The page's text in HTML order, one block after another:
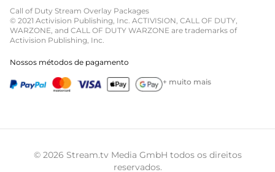
Sobreposições de páscoa
Call of Duty Stream Overlay Packages
© 2021 Activision Publishing, Inc. ACTIVISION, CALL OF DUTY,
WARZONE, and CALL OF DUTY WARZONE are trademarks of
Activision Publishing, Inc.
Nossos métodos de pagamento
+ muito mais
© 2026 Stream.tv Media GmbH todos os direitos
reservados.